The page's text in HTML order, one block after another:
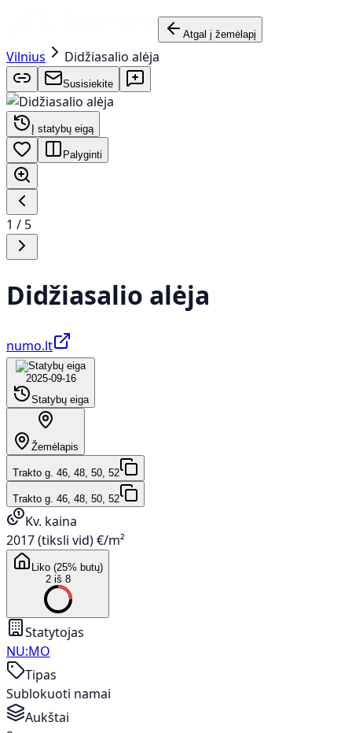
Atgal į žemėlapį
Vilnius Didžiasalio alėja
Susisiekite
Į statybų eigą
Palyginti
1 / 5
Didžiasalio alėja
numo.lt
2025-09-16
Statybų eiga
Žemėlapis
Trakto g. 46, 48, 50, 52
Trakto g. 46, 48, 50, 52
Kv. kaina
2017 (tiksli vid) €/m²
Liko (25% butų)
2 iš 8
Statytojas
NU:MO
Tipas
Sublokuoti namai
Aukštai